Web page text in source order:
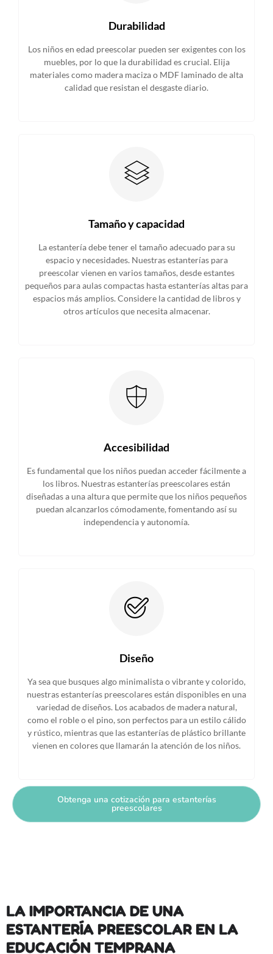
Durabilidad
Los niños en edad preescolar pueden ser exigentes con los
muebles, por lo que la durabilidad es crucial. Elija
materiales como madera maciza o MDF laminado de alta
calidad que resistan el desgaste diario.
Tamaño y capacidad
La estantería debe tener el tamaño adecuado para su
espacio y necesidades. Nuestras estanterías para
preescolar vienen en varios tamaños, desde estantes
pequeños para aulas compactas hasta estanterías altas para
espacios más amplios. Considere la cantidad de libros y
otros artículos que necesita almacenar.
Accesibilidad
Es fundamental que los niños puedan acceder fácilmente a
los libros. Nuestras estanterías preescolares están
diseñadas a una altura que permite que los niños pequeños
puedan alcanzarlos cómodamente, fomentando así su
independencia y autonomía.
Diseño
Ya sea que busques algo minimalista o vibrante y colorido,
nuestras estanterías preescolares están disponibles en una
variedad de diseños. Los acabados de madera natural,
como el roble o el pino, son perfectos para un estilo cálido
y rústico, mientras que las estanterías de plástico brillante
vienen en colores que llamarán la atención de los niños.
Obtenga una cotización para estanterías
preescolares
LA IMPORTANCIA DE UNA
ESTANTERÍA PREESCOLAR EN LA
EDUCACIÓN TEMPRANA